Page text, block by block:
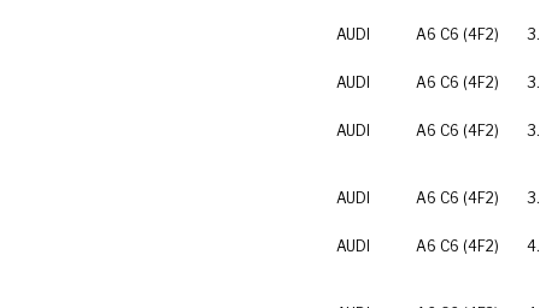
AUDI A6 C6 (4F2)
AUDI A6 C6 (4F2)
AUDI A6 C6 (4F2)
AUDI A6 C6 (4F2)
AUDI A6 C6 (4F2)